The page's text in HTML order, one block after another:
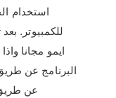
استخدام
ايمو مجانا
البرنامج عن
عن